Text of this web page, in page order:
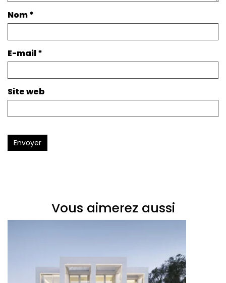
Nom*
E-mail*
Site web
Envoyer
Vous aimerez aussi